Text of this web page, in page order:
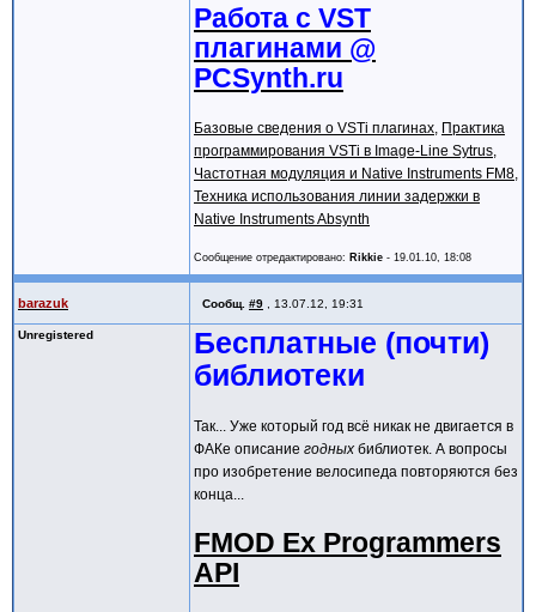
Работа с VST
плагинами @
PCSynth.ru
Базовые сведения о VSTi плагинах Практика
программирования VSTi в Image-Line Sytrus
Частотная модуляция и Native Instruments FM8
Техника использования линии задержки в
Native Instruments Absynth
Сообщение отредактировано: Rikkie - 19.01.10, 18:08
barazuk Сообщ. #9 13.07.12, 19:31
Unregistered
Бесплатные (почти)
библиотеки
Так... Уже который год всё никак не двигается в
ФАКе описание годных библиотек. А вопросы
про изобретение велосипеда повторяются без
конца...
FMOD Ex Programmers
API